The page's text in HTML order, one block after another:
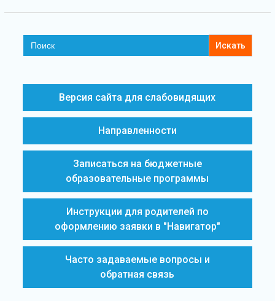
Search
for:
Версия сайта для слабовидящих
Направленности
Записаться на бюджетные
образовательные программы
Инструкции для родителей по
оформлению заявки в "Навигатор"
Часто задаваемые вопросы и
обратная связь